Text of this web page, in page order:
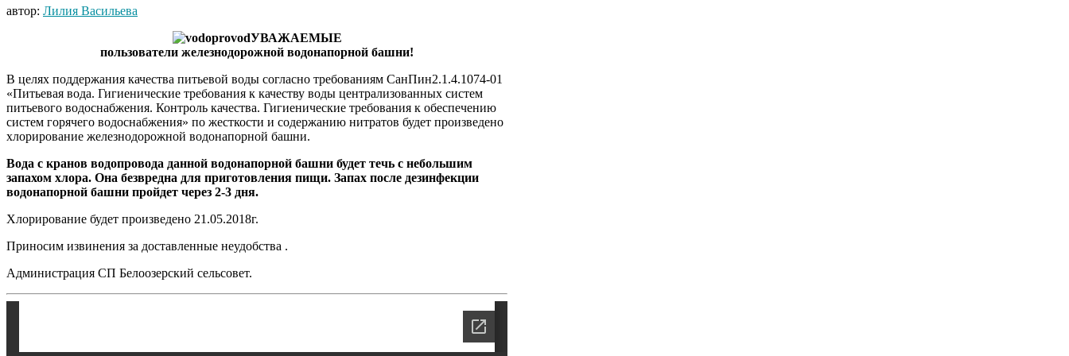
автор: Лилия Васильева
УВАЖАЕМЫЕ
пользователи железнодорожной водонапорной башни!
В целях поддержания качества питьевой воды согласно требованиям СанПин2.1.4.1074-01
«Питьевая вода. Гигиенические требования к качеству воды централизованных систем
питьевого водоснабжения. Контроль качества. Гигиенические требования к обеспечению
систем горячего водоснабжения» по жесткости и содержанию нитратов будет произведено
хлорирование железнодорожной водонапорной башни.
Вода с кранов водопровода данной водонапорной башни будет течь с небольшим
запахом хлора. Она безвредна для приготовления пищи. Запах после дезинфекции
водонапорной башни пройдет через 2-3 дня.
Хлорирование будет произведено 21.05.2018г.
Приносим извинения за доставленные неудобства .
Администрация СП Белоозерский сельсовет.